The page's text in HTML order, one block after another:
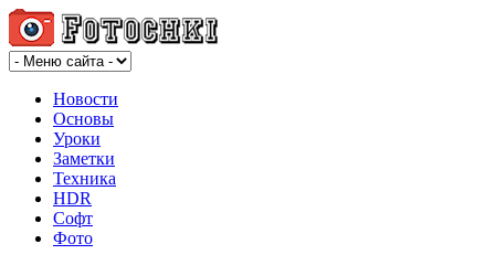
Новости
Основы
Уроки
Заметки
Техника
HDR
Софт
Фото